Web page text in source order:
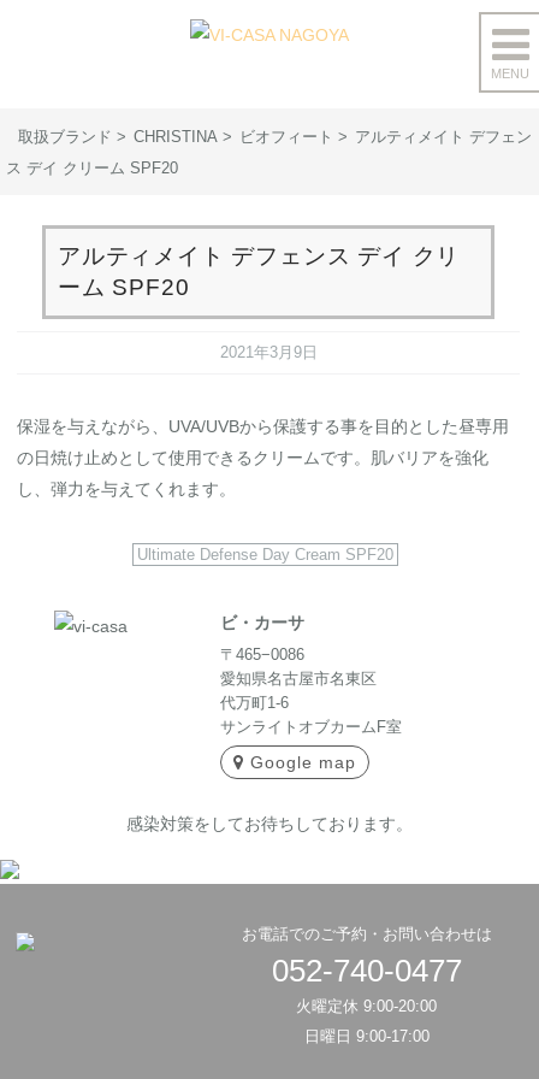
ン
MENU
取扱ブランド CHRISTINA ビオフィート
アルティメイト デフェン
ス デイ クリーム SPF20
アルティメイト デフェンス デイ クリ
ーム SPF20
2021年3月9日
保湿を与えながら、UVA/UVBから保護する事を目的とした昼専用
の日焼け止めとして使用できるクリームです。肌バリアを強化
し、弾力を与えてくれます。
Ultimate Defense Day Cream SPF20
ビ・カーサ
〒465−0086
愛知県名古屋市名東区
代万町1-6
サンライトオブカームF室
Google map
感染対策をしてお待ちしております。
お電話でのご予約・お問い合わせは
052-740-0477
火曜定休 9:00-20:00
日曜日 9:00-17:00